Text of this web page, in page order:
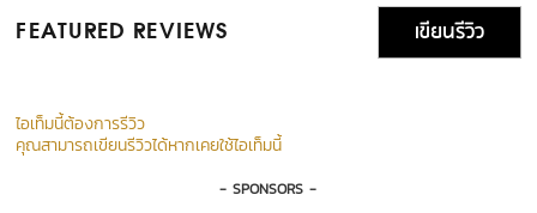
FEATURED REVIEWS เขียนรีวิว
ไอเท็มนี้ต้องการรีวิว
คุณสามารถเขียนรีวิวได้หากเคยใช้ไอเท็มนี้
- SPONSORS -